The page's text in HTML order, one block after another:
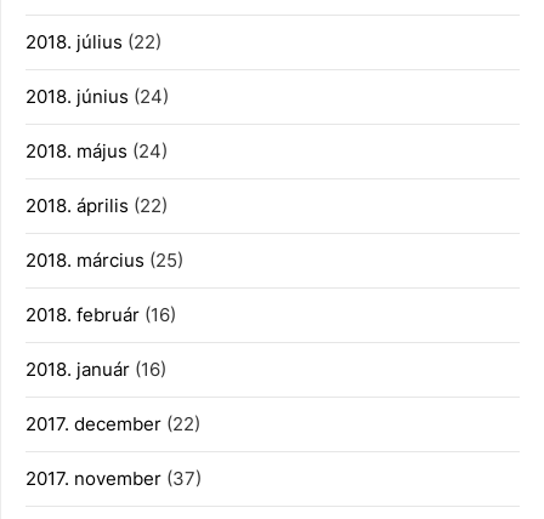
2018. július (22)
2018. június (24)
2018. május (24)
2018. április (22)
2018. március (25)
2018. február (16)
2018. január (16)
2017. december (22)
2017. november (37)